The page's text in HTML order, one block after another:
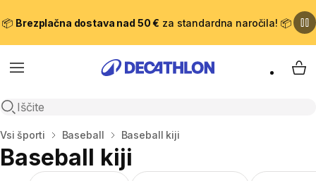
📦 Brezplačna dostava nad 50 € za standardna naročila! 📦
Meni
Odpri iskanje
Domov
Vsi športi Baseball Baseball kiji
Baseball kiji